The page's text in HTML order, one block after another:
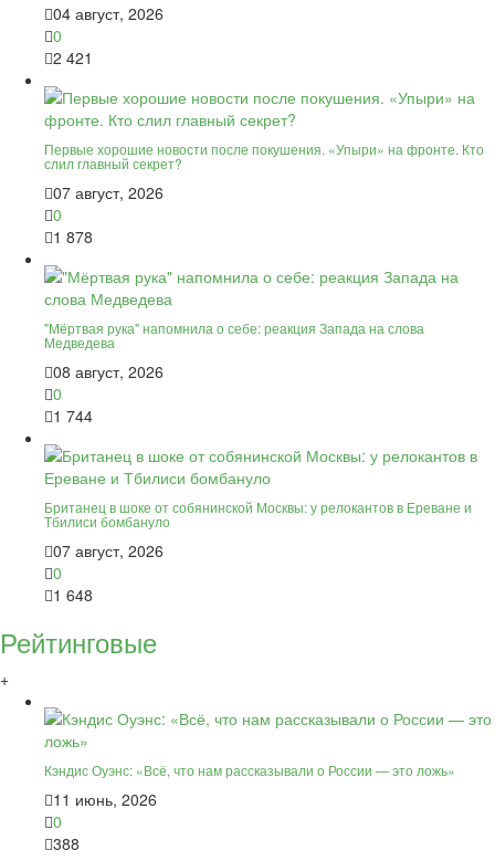
04 август, 2026
0
2 421
Первые хорошие новости после покушения. «Упыри» на фронте. Кто
слил главный секрет?
07 август, 2026
0
1 878
"Мёртвая рука" напомнила о себе: реакция Запада на слова
Медведева
08 август, 2026
0
1 744
Британец в шоке от собянинской Москвы: у релокантов в Ереване и
Тбилиси бомбануло
07 август, 2026
0
1 648
Рейтинговые
+
Кэндис Оуэнс: «Всё, что нам рассказывали о России — это ложь»
11 июнь, 2026
0
388